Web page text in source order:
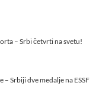
– Srbi četvrti na svetu!
Srbiji dve medalje na ESSF